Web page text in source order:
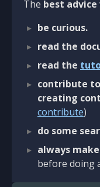
The best advice
be curious.
read the
read the
contribute
creating
contribute)
do some
always
before doing